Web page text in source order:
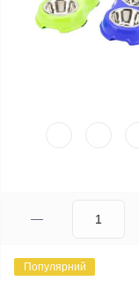
Популярний